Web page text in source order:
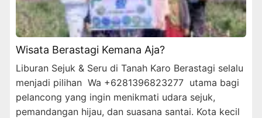
Wisata Berastagi Kemana Aja?
Liburan Sejuk & Seru di Tanah Karo Berastagi selalu
menjadi pilihan Wa +6281396823277 utama bagi
pelancong yang ingin menikmati udara sejuk,
pemandangan hijau, dan suasana santai. Kota kecil